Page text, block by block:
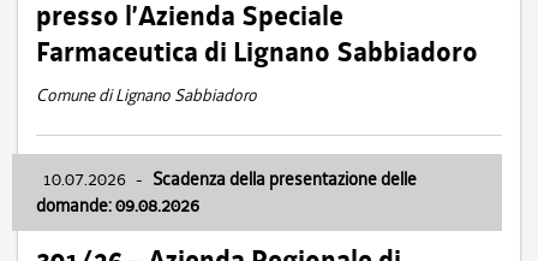
presso l’Azienda Speciale
Farmaceutica di Lignano Sabbiadoro
Comune di Lignano Sabbiadoro
10.07.2026 - Scadenza della presentazione delle
domande: 09.08.2026